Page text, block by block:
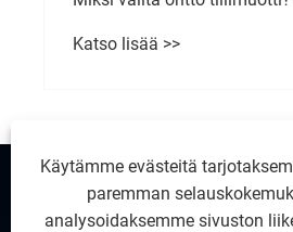
Katso lisää >>
Tietoja meistä
Käytämme evästeitä
paremman
analysoidaksemme sivuston